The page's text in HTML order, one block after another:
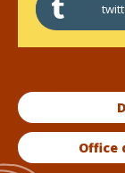
Office